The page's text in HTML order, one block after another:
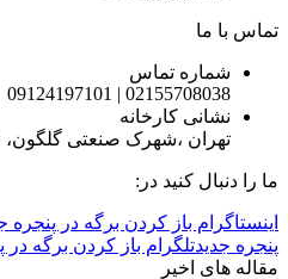
تماس با ما
شماره تماس
02155708038 | 09124197101
نشانی کارخانه
تهران ،شهرک صنعتی گلگون،
ما را دنبال کنید در:
اینستاگرام باز کردن برگه در پنجره
پنجره جدیدتلگرام باز کردن برگه در
مقاله های اخیر